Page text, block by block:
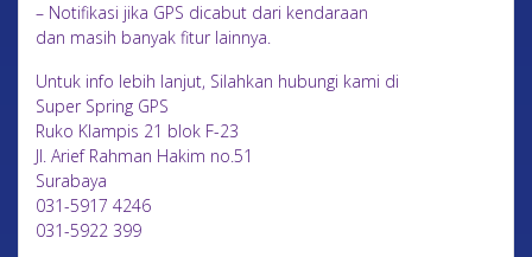
– Notifikasi jika GPS dicabut dari kendaraan
dan masih banyak fitur lainnya.
Untuk info lebih lanjut, Silahkan hubungi kami di
Super Spring GPS
Ruko Klampis 21 blok F-23
Jl. Arief Rahman Hakim no.51
Surabaya
031-5917 4246
031-5922 399